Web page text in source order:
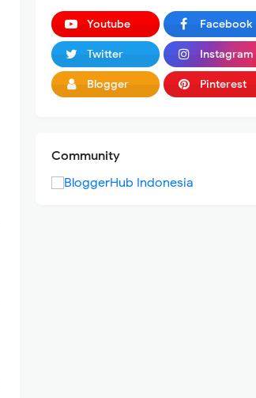
Youtube Facebook
Twitter Instagram
Blogger Pinterest
Community